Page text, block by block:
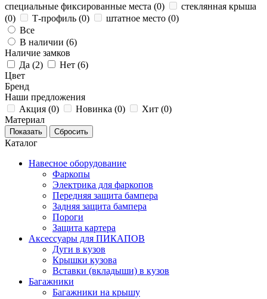
специальные фиксированные места (0)
стеклянная крыша
(0) Т-профиль (0) штатное место (0)
Все
В наличии (6)
Наличие замков
Да (2) Нет (6)
Цвет
Бренд
Наши предложения
Акция (0) Новинка (0) Хит (0)
Материал
Каталог
Навесное оборудование
Фаркопы
Электрика для фаркопов
Передняя защита бампера
Задняя защита бампера
Пороги
Защита картера
Аксессуары для ПИКАПОВ
Дуги в кузов
Крышки кузова
Вставки (вкладыши) в кузов
Багажники
Багажники на крышу